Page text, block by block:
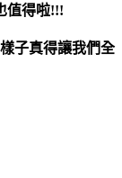
值得啦!!!
子真得讓我們全